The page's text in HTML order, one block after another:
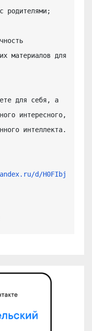
родителями;
материалов для
для себя, а
интересного,
интеллекта.
d/H0FIbj